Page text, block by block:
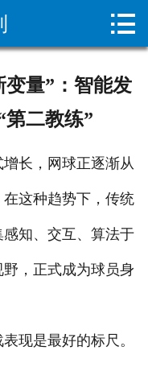
设备展示
疏通常识
人才招聘

变量”：智能发
第二教练”
长，网球正逐渐从
这种趋势下，传统
知、交互、算法于
，正式成为球员身
是最好的标尺。